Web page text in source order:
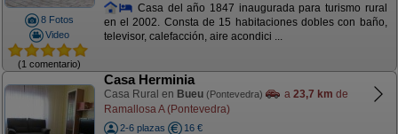
8 Fotos
Video
(1 comentario)
Casa del año 1847 inaugurada para turismo rural
en el 2002. Consta de 15 habitaciones dobles con baño,
televisor, calefacción, aire acondici ...
Casa Herminia
Casa Rural en Bueu (Pontevedra) a 23,7 km de
Ramallosa A (Pontevedra)
2-6 plazas
16 €